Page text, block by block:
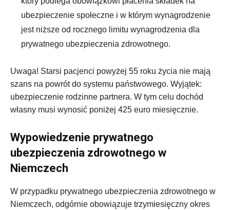
ubezpieczenie społeczne i w którym wynagrodzenie
jest niższe od rocznego limitu wynagrodzenia dla
prywatnego ubezpieczenia zdrowotnego.
Uwaga! Starsi pacjenci powyżej 55 roku życia nie mają
szans na powrót do systemu państwowego. Wyjątek:
ubezpieczenie rodzinne partnera. W tym celu dochód
własny musi wynosić poniżej 425 euro miesięcznie.
Wypowiedzenie prywatnego
ubezpieczenia zdrowotnego w
Niemczech
W przypadku prywatnego ubezpieczenia zdrowotnego w
Niemczech, odgórnie obowiązuje trzymiesięczny okres